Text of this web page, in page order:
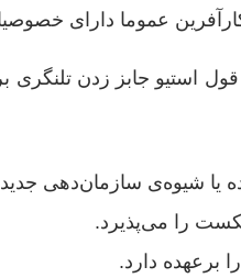
عموما دارای
استیو جابز زدن تلنگری
یا شیوه‌ی سازمان‌دهی
را می‌پذیرد.
برعهده دارد.